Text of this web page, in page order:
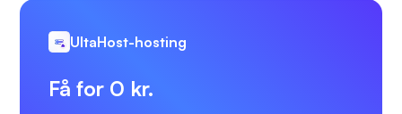
UltaHost-hosting
Få for 0 kr.